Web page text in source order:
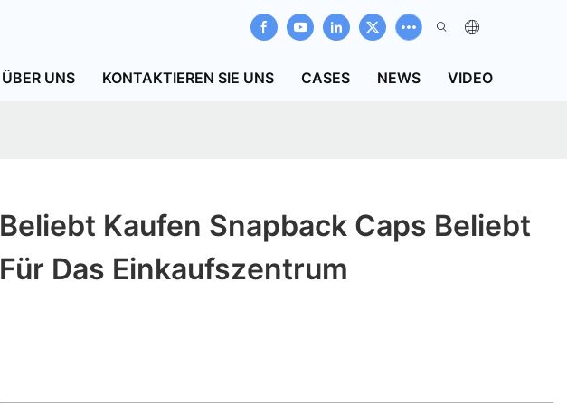
ÜBER UNS KONTAKTIEREN SIE UNS CASES NEWS VIDEO
Beliebt Kaufen Snapback Caps Beliebt
Für Das Einkaufszentrum